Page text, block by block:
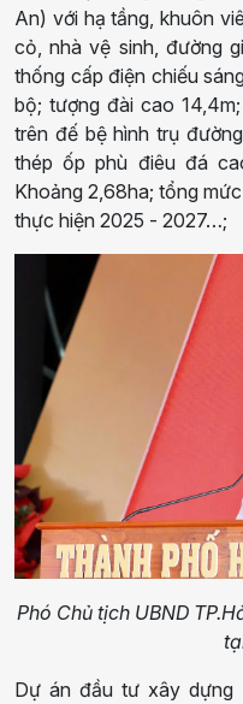
An) với hạ tầng, khuôn
cỏ, nhà vệ sinh, đường
thống cấp điện chiếu
bộ; tượng đài cao
trên đế bệ hình trụ
thép ốp phù điêu đá
Khoảng 2,68ha; tổng
thực hiện 2025 - 2027…;
Phó Chủ tịch UBND
Dự án đầu tư xây dựng